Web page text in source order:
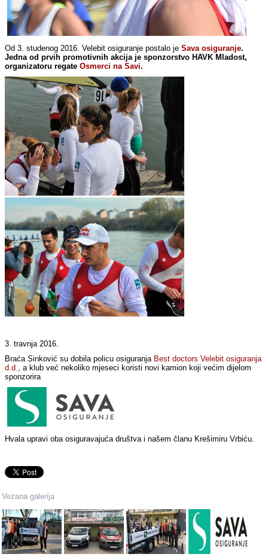
Od 3. studenog 2016. Velebit osiguranje postalo jeSava osiguranje.
Jedna od prvih promotivnih akcija je sponzorstvo HAVK Mladost,
organizatoru regateOsmerci na Savi.
3. travnja 2016.
Braća Sinković su dobila policu osiguranja Best doctors Velebit osiguranja
d.d., a klub već nekoliko mjeseci koristi novi kamion koji većim dijelom
sponzorira
Hvala upravi oba osiguravajuća društva i našem članu Krešimiru Vrbiću.
Vezana galerija